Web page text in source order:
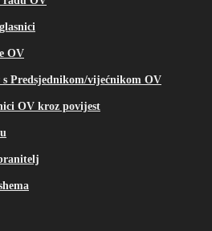
OV
s Predsjednikom/vijećnikom OV
OV kroz povijest